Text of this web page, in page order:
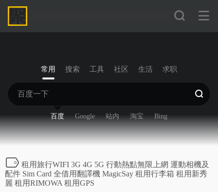
常用 搜索 工具 社区 生活 求职
百度 Google 站内 淘宝 Bing
租用旅行WIFI 3G 4G 5G 行動熱點無限上網 運動相機及
配件 Sim Card 全借用翻譯機 MagicSay 租用行李箱 租用新秀
麗 租用RIMOWA 租用GPS